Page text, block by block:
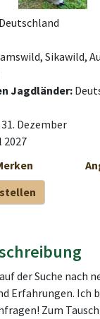
Sikawild,
Jagdländer:
Dezember
2027
der Suche nach
Erfahrungen. Ich
Zum